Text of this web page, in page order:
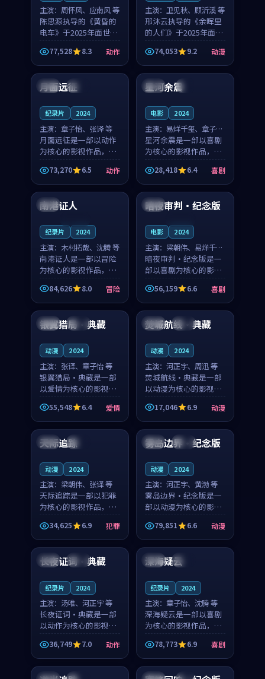
主演： 周怀风、应南风 等
陈思源执导的《黄昏的
电车》于2025年面世，
日本的城市气质与渔村
故事的人物心境共同构
筑了影片基调。周怀
风、应南风用细腻的表
演撑起整部动作电影，
77,528 8.3 动作
主演： 卫见秋、顾沂溪 等
邢沐云执导的《余晖里
的人们》于2025年面
世，泰国的城市气质与
小镇生活的人物心境共
同构筑了影片基调。卫
见秋、顾沂溪用细腻的
表演撑起整部动漫电
74,053 9.2 动漫
美国 高分
月面远征
纪录片 2024
主演： 章子怡、张译 等
月面远征是一部以动作
为核心的影视作品，围
绕危机、反转与人物成
长展开，整体节奏紧
凑，值得推荐观看。
73,270 6.5 动作
中国 4K
星河余震
电影 2024
主演： 易烊千玺、章子怡
等
星河余震是一部以喜剧
为核心的影视作品，围
绕危机、反转与人物成
长展开，整体节奏紧
凑，值得推荐观看。
28,418 6.4 喜剧
日本
南港证人
纪录片 2024
主演： 木村拓哉、沈腾 等
南港证人是一部以冒险
为核心的影视作品，围
绕危机、反转与人物成
长展开，整体节奏紧
凑，值得推荐观看。
84,626 8.0 冒险
中国
暗夜审判·纪念版
电影 2024
主演： 梁朝伟、易烊千玺
等
暗夜审判·纪念版是一
部以喜剧为核心的影视
作品，围绕危机、反转
与人物成长展开，整体
节奏紧凑，值得推荐观
看。
56,159 6.6 喜剧
中国 高分
银翼猎局·典藏
动漫 2024
主演： 张译、章子怡 等
银翼猎局·典藏是一部
以爱情为核心的影视作
品，围绕危机、反转与
人物成长展开，整体节
奏紧凑，值得推荐观
55,548 6.4 爱情
泰国 杜比
焚城航线·典藏
动漫 2024
主演： 河正宇、周迅 等
焚城航线·典藏是一部
以动漫为核心的影视作
品，围绕危机、反转与
人物成长展开，整体节
奏紧凑，值得推荐观
看。
17,046 6.9 动漫
美国 杜比
天际追踪
动漫 2024
主演： 梁朝伟、张译 等
天际追踪是一部以犯罪
为核心的影视作品，围
绕危机、反转与人物成
长展开，整体节奏紧
凑，值得推荐观看。
34,625 6.9 犯罪
中国 院线
雾岛边界·纪念版
动漫 2024
主演： 河正宇、黄渤 等
雾岛边界·纪念版是一
部以动漫为核心的影视
作品，围绕危机、反转
与人物成长展开，整体
节奏紧凑，值得推荐观
看。
79,851 6.6 动漫
中国 独播
长夜证词·典藏
纪录片 2024
主演： 汤唯、河正宇 等
长夜证词·典藏是一部
以动作为核心的影视作
品，围绕危机、反转与
人物成长展开，整体节
奏紧凑，值得推荐观
看。
36,749 7.0 动作
日本 热播
深海疑云
纪录片 2024
主演： 章子怡、沈腾 等
深海疑云是一部以喜剧
为核心的影视作品，围
绕危机、反转与人物成
长展开，整体节奏紧
凑，值得推荐观看。
78,773 6.9 喜剧